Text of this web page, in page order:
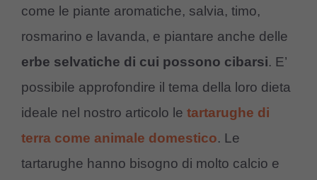
come le piante aromatiche, salvia, timo,
rosmarino e lavanda, e piantare anche delle
erbe selvatiche di cui possono cibarsi. E’
possibile approfondire il tema della loro dieta
ideale nel nostro articolo le tartarughe di
terra come animale domestico. Le
tartarughe hanno bisogno di molto calcio e